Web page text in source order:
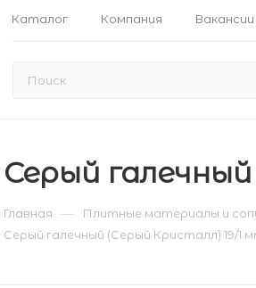
Каталог Компания Вакансии
Серый
Главная — Плитные материалы и
Серый галечный (Серый Кристалл) 19/1